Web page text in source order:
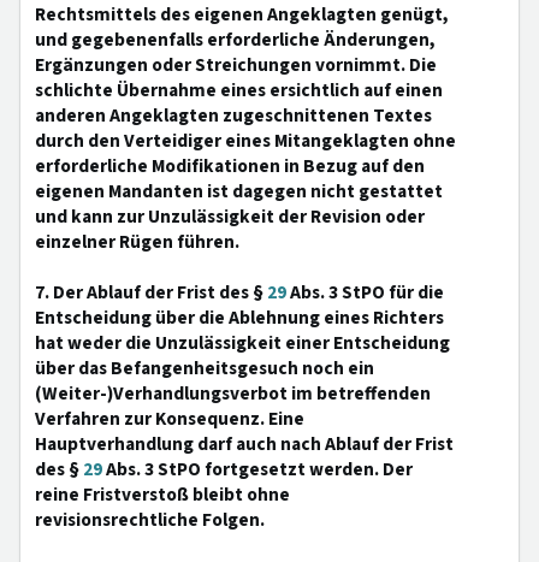
Rechtsmittels des eigenen Angeklagten genügt,
und gegebenenfalls erforderliche Änderungen,
Ergänzungen oder Streichungen vornimmt. Die
schlichte Übernahme eines ersichtlich auf einen
anderen Angeklagten zugeschnittenen Textes
durch den Verteidiger eines Mitangeklagten ohne
erforderliche Modifikationen in Bezug auf den
eigenen Mandanten ist dagegen nicht gestattet
und kann zur Unzulässigkeit der Revision oder
einzelner Rügen führen.
7. Der Ablauf der Frist des §29Abs. 3 StPO für die
Entscheidung über die Ablehnung eines Richters
hat weder die Unzulässigkeit einer Entscheidung
über das Befangenheitsgesuch noch ein
(Weiter-)Verhandlungsverbot im betreffenden
Verfahren zur Konsequenz. Eine
Hauptverhandlung darf auch nach Ablauf der Frist
des §29Abs. 3 StPO fortgesetzt werden. Der
reine Fristverstoß bleibt ohne
revisionsrechtliche Folgen.